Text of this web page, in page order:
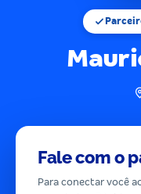
Fale com o
Para conectar você